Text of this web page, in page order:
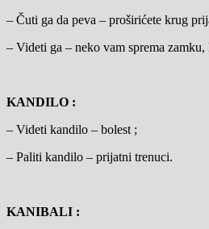
– Čuti ga da peva – proširićete krug
– Videti ga – neko vam sprema
KANDILO :
– Videti kandilo – bolest ;
– Paliti kandilo – prijatni trenuci.
KANIBALI :